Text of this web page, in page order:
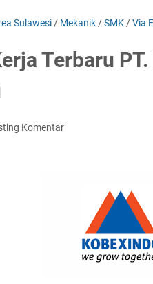
Sulawesi / Mekanik /SMK /Via
Terbaru
Komentar